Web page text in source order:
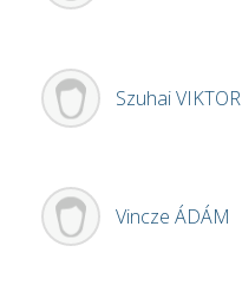
SzuhaiVIKTOR
Vincze ÁDÁM